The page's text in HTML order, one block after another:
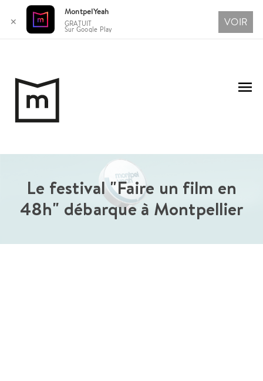
contenu
Le festival "Faire un film en
48h" débarque à Montpellier
✕
MontpelYeah
GRATUIT
Sur Google Play
VOIR